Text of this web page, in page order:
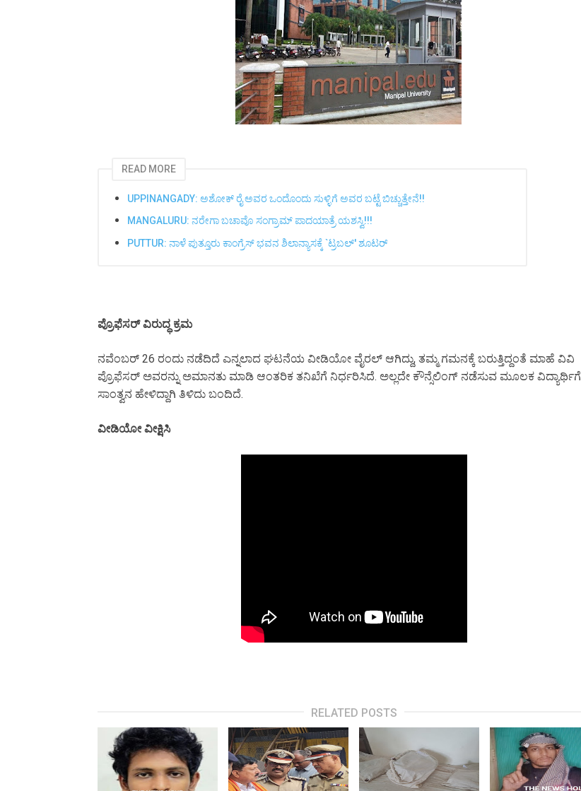
READ MORE
UPPINANGADY: ಅಶೋಕ್ ರೈ ಅವರ ಒಂದೊಂದು ಸುಳ್ಳಿಗೆ ಅವರ ಬಟ್ಟೆ ಬಿಚ್ಚುತ್ತೇನೆ!!
MANGALURU: ನರೇಗಾ ಬಚಾವೊ ಸಂಗ್ರಾಮ್ ಪಾದಯಾತ್ರೆ ಯಶಸ್ವಿ!!!
PUTTUR: ನಾಳೆ ಪುತ್ತೂರು ಕಾಂಗ್ರೆಸ್ ಭವನ ಶಿಲಾನ್ಯಾಸಕ್ಕೆ `ಟ್ರಬಲ್' ಶೂಟರ್
ಪ್ರೊಫೆಸರ್ ವಿರುದ್ಧ ಕ್ರಮ
ನವೆಂಬರ್ 26 ರಂದು ನಡೆದಿದೆ ಎನ್ನಲಾದ ಘಟನೆಯ ವೀಡಿಯೋ ವೈರಲ್ ಆಗಿದ್ದು, ತಮ್ಮ ಗಮನಕ್ಕೆ ಬರುತ್ತಿದ್ದಂತೆ ಮಾಹೆ ವಿವಿ
ಪ್ರೊಫೆಸರ್ ಅವರನ್ನು ಅಮಾನತು ಮಾಡಿ ಆಂತರಿಕ ತನಿಖೆಗೆ ನಿರ್ಧರಿಸಿದೆ. ಅಲ್ಲದೇ ಕೌನ್ಸೆಲಿಂಗ್ ನಡೆಸುವ ಮೂಲಕ ವಿದ್ಯಾರ್ಥಿಗೆ
ಸಾಂತ್ವನ ಹೇಳಿದ್ದಾಗಿ ತಿಳಿದು ಬಂದಿದೆ.
ವೀಡಿಯೋ ವೀಕ್ಷಿಸಿ
RELATED POSTS